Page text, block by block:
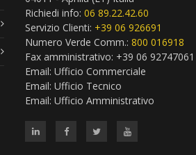
Richiedi info: 06 89.22.42.60
Servizio Clienti: +39 06 926691
Numero Verde Comm.: 800 016918
Fax amministrativo: +39 06 92747061
Email: Ufficio Commerciale
Email: Ufficio Tecnico
Email: Ufficio Amministrativo